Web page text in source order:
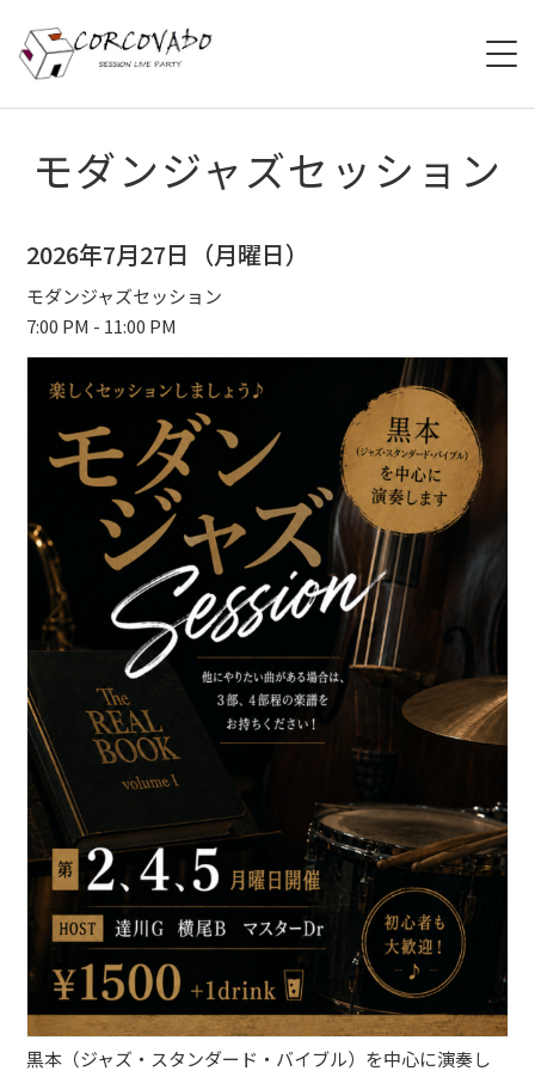
HOME
SCHEDULE
MENU
ACCESS
CONTACT
ブッキングライブ出演者募集！！
楽器機材等
初心者POPS
モダンジャズセッション
2026年7月27日（月曜日）
モダンジャズセッション
7:00 PM - 11:00 PM
黒本（ジャズ・スタンダード・バイブル）を中心に演奏し